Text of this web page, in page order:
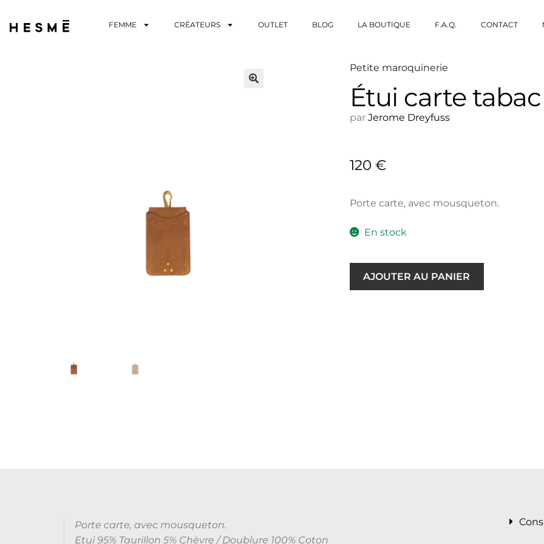
FEMME CRÉATEURS OUTLET BLOG LA BOUTIQUE F.A.Q. CONTACT
Petite maroquinerie
Étui carte tabac
par Jerome Dreyfuss
120 €
Porte carte, avec mousqueton.
En stock
AJOUTER AU PANIER
Porte carte, avec mousqueton.
Etui 95% Taurillon 5% Chèvre / Doublure 100% Coton